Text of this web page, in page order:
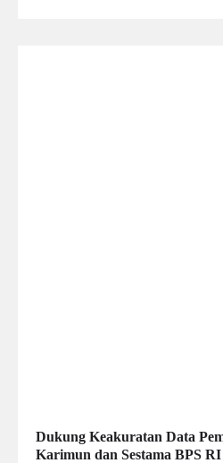
Dukung Keakuratan Data
Karimun dan Sestama BPS